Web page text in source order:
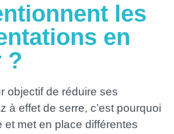
les
en
?
objectif de réduire ses
à effet de serre, c’est pourquoi
et met en place différentes